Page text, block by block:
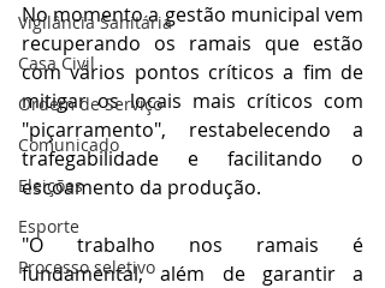
Vigilância Sanitária
Casa Civil
Ordem de Serviço
Comunicado
Eleições
Esporte
Processo seletivo
No momento a gestão municipal vem
recuperando os ramais que estão
com vários pontos críticos a fim de
mitigar os locais mais críticos com
"piçarramento", restabelecendo a
trafegabilidade e facilitando o
escoamento da produção.
"O trabalho nos ramais é
fundamental, além de garantir a